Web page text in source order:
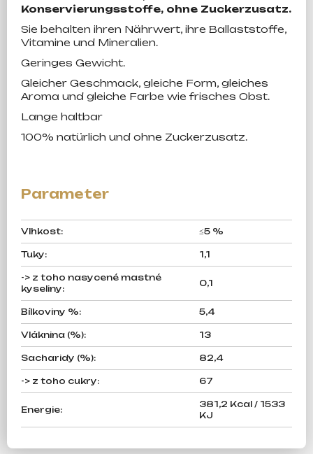
Konservierungsstoffe, ohne Zuckerzusatz.
Sie behalten ihren Nährwert, ihre Ballaststoffe,
Vitamine und Mineralien.
Geringes Gewicht.
Gleicher Geschmack, gleiche Form, gleiches
Aroma und gleiche Farbe wie frisches Obst.
Lange haltbar
100% natürlich und ohne Zuckerzusatz.
Vlhkost: ≤5 %
Tuky: 1,1
-> z toho nasycené mastné
kyseliny:
0,1
Bílkoviny %: 5,4
Vláknina (%): 13
Sacharidy (%): 82,4
-> z toho cukry: 67
Energie:
381,2 Kcal / 1533
KJ